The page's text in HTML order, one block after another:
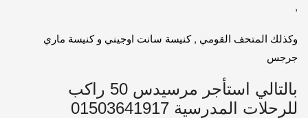
,
وكذلك المتحف القومي , كنيسة سانت اوجيني و كنيسة ماري
جرجس
بالتالي استأجر مرسيدس 50 راكب
للرحلات المدرسية 01503641917